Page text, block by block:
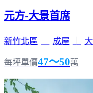
元方-大景首席
新竹北區 成屋
每坪單價47～50萬